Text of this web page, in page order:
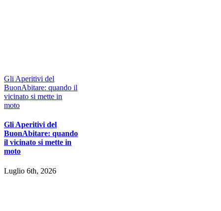
Gli Aperitivi del
BuonAbitare: quando il
vicinato si mette in
moto
Gli Aperitivi del
BuonAbitare: quando
il vicinato si mette in
moto
Luglio 6th, 2026